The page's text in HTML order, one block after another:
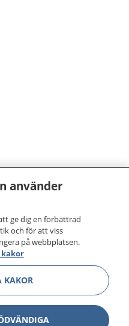
hälsa och vård
och information om
du kan kontakta.
och göra dina
använder
ge dig en förbättrad
och för att viss
på webbplatsen.
kakor
KAKOR